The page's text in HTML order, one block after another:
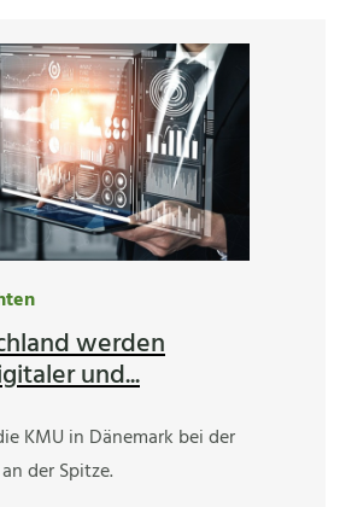
werden
und...
KMU in Dänemark bei der
der Spitze.